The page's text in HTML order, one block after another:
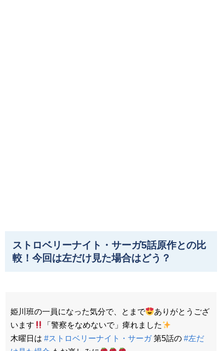
ストロベリーナイト・サーガ5話原作との比
較！今回は左だけ見た場合はどう？
姫川班の一員になった気分で、とまで
ありがとうござ
います
「警察をなめないで」痺れました
木曜日は #ストロベリーナイト・サーガ第5話の #左だ